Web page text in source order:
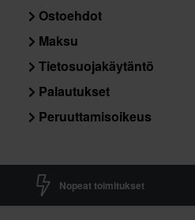
Ostoehdot
Maksu
Tietosuojakäytäntö
Palautukset
Peruuttamisoikeus
Nopeat toimitukset